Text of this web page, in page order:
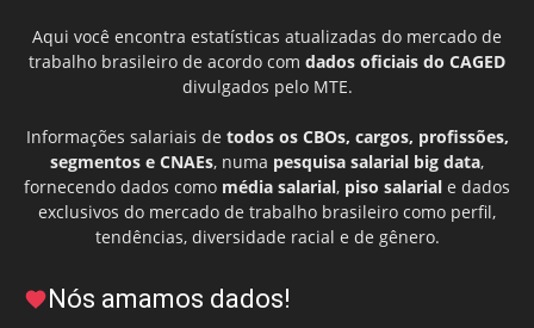
Aqui você encontra estatísticas atualizadas do mercado de
trabalho brasileiro de acordo com dados oficiais do CAGED
divulgados pelo MTE.
Informações salariais de todos os CBOs, cargos, profissões,
segmentos e CNAEs, numa pesquisa salarial big data,
fornecendo dados como média salarial, piso salarial e dados
exclusivos do mercado de trabalho brasileiro como perfil,
tendências, diversidade racial e de gênero.
Nós amamos dados!